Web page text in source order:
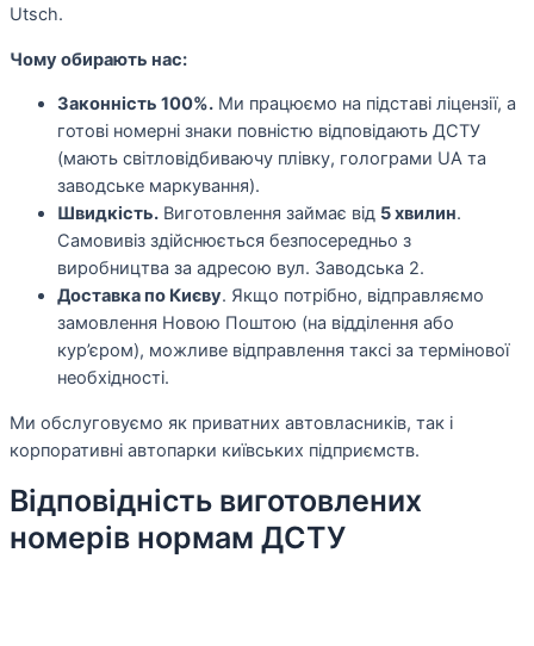
Utsch.
Чому обирають нас:
Законність 100%. Ми працюємо на підставі ліцензії, а
готові номерні знаки повністю відповідають ДСТУ
(мають світловідбиваючу плівку, голограми UA та
заводське маркування).
Швидкість. Виготовлення займає від 5 хвилин.
Самовивіз здійснюється безпосередньо з
виробництва за адресою вул. Заводська 2.
Доставка по Києву. Якщо потрібно, відправляємо
замовлення Новою Поштою (на відділення або
кур’єром), можливе відправлення таксі за термінової
необхідності.
Ми обслуговуємо як приватних автовласників, так і
корпоративні автопарки київських підприємств.
Відповідність виготовлених
номерів нормам ДСТУ